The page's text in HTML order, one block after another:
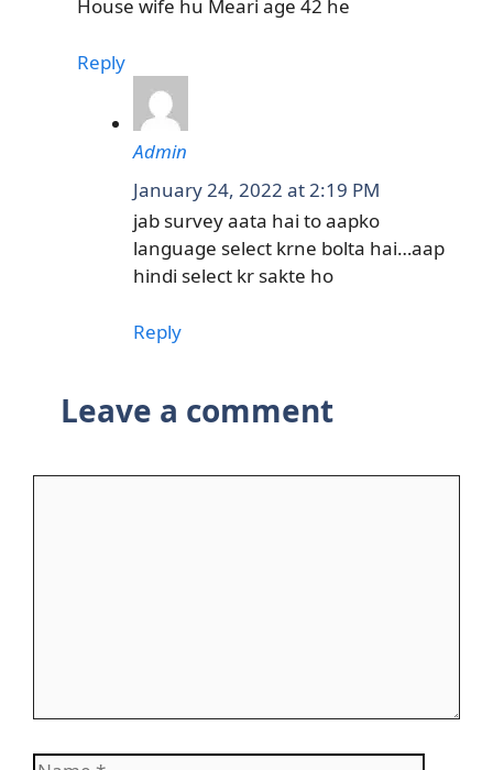
House wife hu Meari age 42 he
Reply
Admin
January 24, 2022 at 2:19 PM
jab survey aata hai to aapko
language select krne bolta hai…aap
hindi select kr sakte ho
Reply
Leave a comment